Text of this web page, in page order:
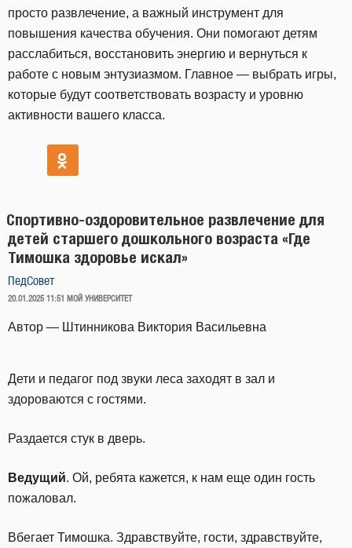
просто развлечение, а важный инструмент для
повышения качества обучения. Они помогают детям
расслабиться, восстановить энергию и вернуться к
работе с новым энтузиазмом. Главное — выбрать игры,
которые будут соответствовать возрасту и уровню
активности вашего класса.
Спортивно-оздоровительное развлечение для
детей старшего дошкольного возраста «Где
Тимошка здоровье искал»
ПедСовет
ОПУБЛИКОВАНО
20.01.2025 11:51 МОЙ УНИВЕРСИТЕТ
Автор — Штинникова Виктория Васильевна
Дети и педагог под звуки леса заходят в зал и
здороваются с гостями.
Раздается стук в дверь.
Ведущий. Ой, ребята кажется, к нам еще один гость
пожаловал.
Вбегает Тимошка. Здравствуйте, гости, здравствуйте,